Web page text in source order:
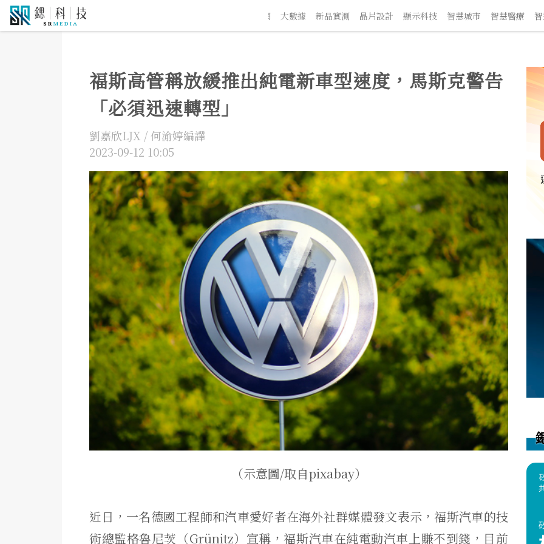
福斯高管稱放緩推出純電新車型速度，馬斯克警告
「必須迅速轉型」
劉嘉欣LJX / 何渝婷編譯
2023-09-12 10:05
（示意圖/取自pixabay）
近日，一名德國工程師和汽車愛好者在海外社群媒體發文表示，福斯汽車的技
術總監格魯尼茨（Grünitz）宣稱，福斯汽車在純電動汽車上賺不到錢，目前
5G通訊 大數據 新品實測 晶片設計 顯示科技 智慧城市 智慧醫療 智慧